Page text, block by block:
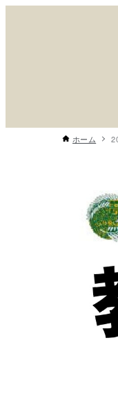
ホーム